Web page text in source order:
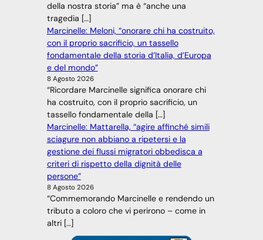
della nostra storia” ma è “anche una
tragedia […]
Marcinelle: Meloni, “onorare chi ha costruito,
con il proprio sacrificio, un tassello
fondamentale della storia d’Italia, d’Europa
e del mondo”
8 Agosto 2026
“Ricordare Marcinelle significa onorare chi
ha costruito, con il proprio sacrificio, un
tassello fondamentale della […]
Marcinelle: Mattarella, “agire affinché simili
sciagure non abbiano a ripetersi e la
gestione dei flussi migratori obbedisca a
criteri di rispetto della dignità delle
persone”
8 Agosto 2026
“Commemorando Marcinelle e rendendo un
tributo a coloro che vi perirono – come in
altri […]